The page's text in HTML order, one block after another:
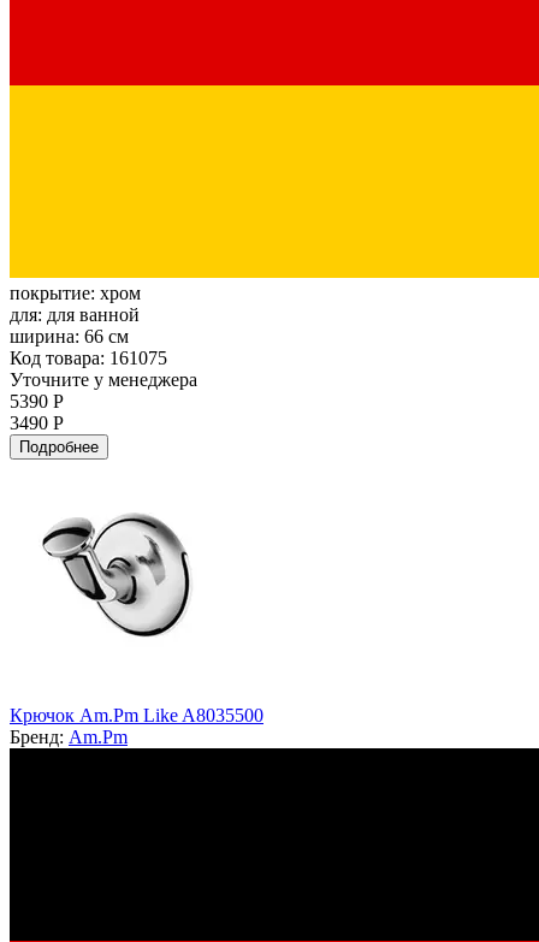
покрытие: хром
для: для ванной
ширина: 66 см
Код товара: 161075
Уточните у менеджера
5390 Р
3490 Р
Подробнее
Крючок Am.Pm Like A8035500
Бренд: Am.Pm